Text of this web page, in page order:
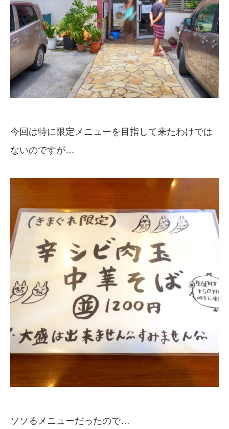
今回は特に限定メニューを目指して来たわけでは
ないのですが…
ソソるメニューだったので…